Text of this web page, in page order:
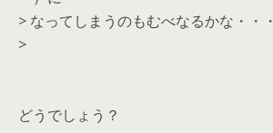
> なってしまうのもむべなるかな・・・
>
どうでしょう？